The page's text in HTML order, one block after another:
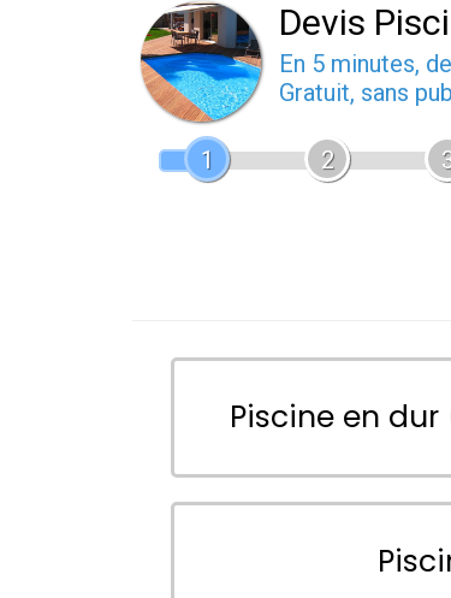
Devis
En 5 minutes,
Gratuit, sans
1 2
Piscine en